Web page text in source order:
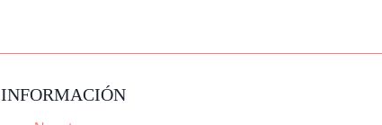
INFORMACIÓN